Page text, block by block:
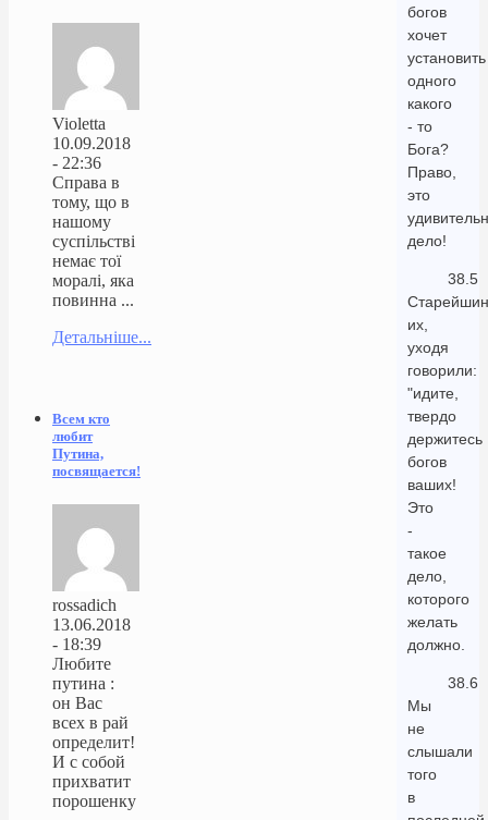
богов
хочет
установить
одного
какого
- то
Бога?
Право,
это
дело!
38.5
их,
уходя
говорили:
"идите,
твердо
держитесь
богов
ваших!
Это
-
такое
дело,
которого
желать
должно.
38.6
Мы
не
слышали
того
в
Violetta
10.09.2018
- 22:36
Справа в
тому, що в
нашому
суспільстві
немає тої
моралі, яка
повинна ...
Детальніше...
Всем кто
любит
Путина,
посвящается!
rossadich
13.06.2018
- 18:39
Любите
путина :
он Вас
всех в рай
определит!
И с собой
прихватит
порошенку